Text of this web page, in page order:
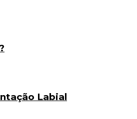
Labial